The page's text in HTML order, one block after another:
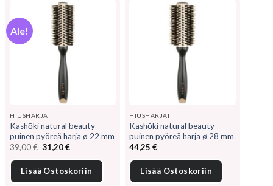
Ale!
HIUSHARJAT
Kashōki natural beauty
puinen pyöreä harja ø 22 mm
39,00€ Alkuperäinen
hinta
oli:
39,00 €.
31,20€Nykyinen
on:
31,20 €.
Lisää Ostoskoriin
HIUSHARJAT
Kashōki natural beauty
puinen pyöreä harja ø 28 mm
44,25€
Lisää Ostoskoriin